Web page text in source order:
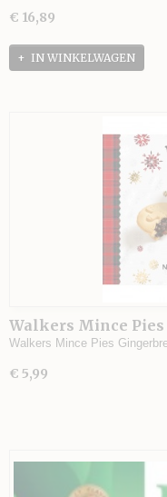
€ 16,89
IN WINKELWAGEN
Walkers Mince
Walkers Mince Pies
€ 5,99